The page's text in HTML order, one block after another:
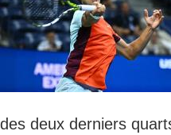
des deux derniers